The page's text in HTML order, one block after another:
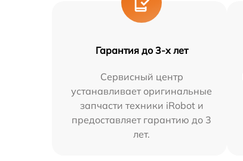
Гарантия до 3-х лет
Сервисный центр
устанавливает оригинальные
запчасти техники iRobot и
предоставляет гарантию до 3
лет.